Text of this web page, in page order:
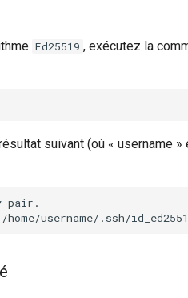
Ed25519 , exécutez la
suivant (où « username